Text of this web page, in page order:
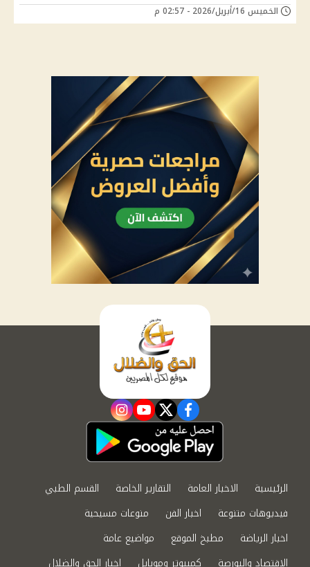
الخميس 16/أبريل/2026 - 02:57 م
facebook
twitter
youtube
instagram
الرئيسية الاخبار العامة التقارير الخاصة
القسم الطبي
فيديوهات متنوعة
اخبار الفن
منوعات مسيحية
اخبار الرياضة
مطبخ الموقع
مواضيع عامة
الاقتصاد والبورصة
كمبيوتر وموبايل اخبار الحق والضلال